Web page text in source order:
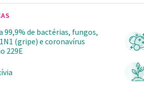
99,9% de bactérias, fungos,
(gripe) e coronavírus
229E